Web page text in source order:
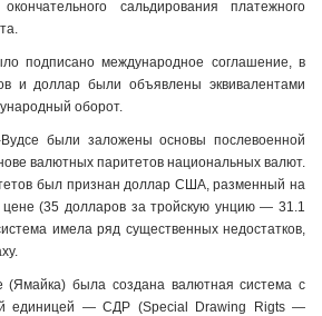
сальдирования пла­тежного
подписано международное согла­шение, в
и доллар были объявлены эк­вивалентами
оборот.
были заложены основы после­военной
валютных паритетов наци­ональных валют.
был признан доллар США, разменный на
(35 долла­ров за тройскую унцию — 31.1
имела ряд существенных недостатков,
(Ямайка) была создана валютная система с
единицей — СДР (Special Drawing Rigts —